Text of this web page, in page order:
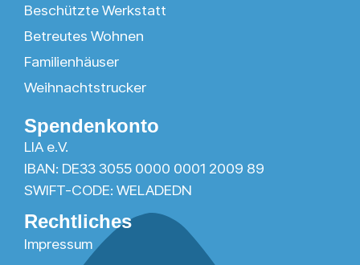
Beschützte Werkstatt
Betreutes Wohnen
Familienhäuser
Weihnachtstrucker
Spendenkonto
LIA e.V.
IBAN: DE33 3055 0000 0001 2009 89
SWIFT-CODE: WELADEDN
Rechtliches
Impressum